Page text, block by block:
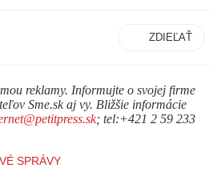
ZDIEĽAŤ
reklamy. Informujte o svojej firme
Sme.sk aj vy. Bližšie informácie
; tel:+421 2 59 233
SPRÁVY